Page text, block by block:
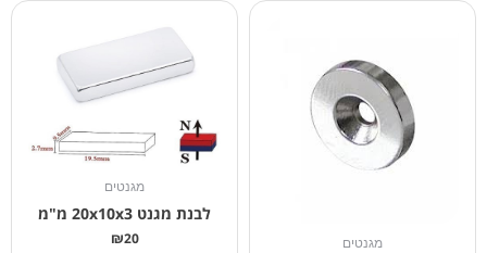
מגנטים
מגנטים
לבנת מגנט 20x10x3 מ"מ
₪20